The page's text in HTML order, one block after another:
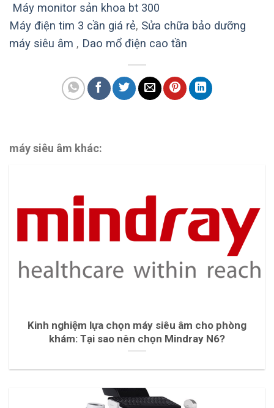
Máy monitor sản khoa bt 300
Máy điện tim 3 cần giá rẻ, Sửa chữa bảo dưỡng
máy siêu âm , Dao mổ điện cao tần
máy siêu âm khác:
Kinh nghiệm lựa chọn máy siêu âm cho phòng
khám: Tại sao nên chọn Mindray N6?